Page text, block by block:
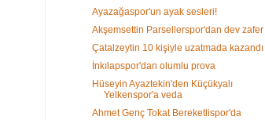
Ayazağaspor'un ayak sesleri!
Akşemsettin Parsellerspor'dan dev zafer
Çatalzeytin 10 kişiyle uzatmada kazandı
İnkılapspor'dan olumlu prova
Hüseyin Ayaztekin'den Küçükyalı
Yelkenspor'a veda
Ahmet Genç Tokat Bereketlispor'da